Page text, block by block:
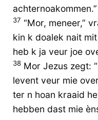
achternoakommen.”
37 “Mor, meneer,”
kin k doalek nait
heb k ja veur joe
38 Mor Jezus zegt:
levent veur mie
ter n hoan kraaid
hebben dast mie